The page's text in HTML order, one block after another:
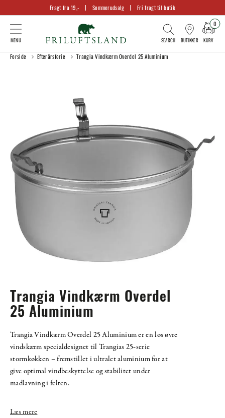
Fragt fra 19,- Sommerudsalg Fri fragt til butik
BUTIKKER KURV
0
Forside Efterårsferie Trangia Vindkærm Overdel 25 Aluminium
Trangia Vindkærm Overdel
25 Aluminium
Trangia Vindkærm Overdel 25 Aluminium er en løs øvre
vindskærm specialdesignet til Trangias 25‑serie
stormkøkken – fremstillet i ultralet aluminium for at
give optimal vindbeskyttelse og stabilitet under
madlavning i felten.
Læs mere